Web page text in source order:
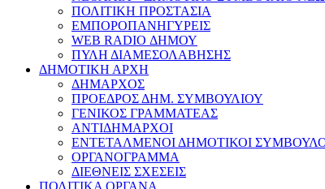
ΠΟΛΙΤΙΚΗ ΠΡΟΣΤΑΣΙΑ
ΕΜΠΟΡΟΠΑΝΗΓΥΡΕΙΣ
WEB RADIO ΔΗΜΟΥ
ΠΥΛΗ ΔΙΑΜΕΣΟΛΑΒΗΣΗΣ
ΔΗΜΟΤΙΚΗ ΑΡΧΗ
ΔΗΜΑΡΧΟΣ
ΠΡΟΕΔΡΟΣ ΔΗΜ. ΣΥΜΒΟΥΛΙΟΥ
ΓΕΝΙΚΟΣ ΓΡΑΜΜΑΤΕΑΣ
ΑΝΤΙΔΗΜΑΡΧΟΙ
ΕΝΤΕΤΑΛΜΕΝΟΙ ΔΗΜΟΤΙΚΟΙ
ΟΡΓΑΝΟΓΡΑΜΜΑ
ΔΙΕΘΝΕΙΣ ΣΧΕΣΕΙΣ
ΠΟΛΙΤΙΚΑ ΟΡΓΑΝΑ